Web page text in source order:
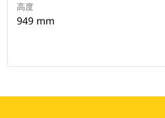
高度
949 mm